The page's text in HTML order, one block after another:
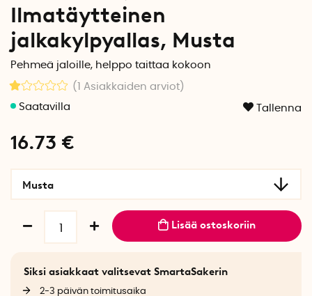
Ilmatäytteinen
jalkakylpyallas, Musta
Pehmeä jaloille, helppo taittaa kokoon
(1 Asiakkaiden arviot )
Tallenna
16.73 €
Musta
Lisää ostoskoriin
Siksi asiakkaat valitsevat SmartaSakerin
2-3 päivän toimitusaika